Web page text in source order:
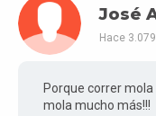
José
Hace
Porque correr
mola mucho más!!!